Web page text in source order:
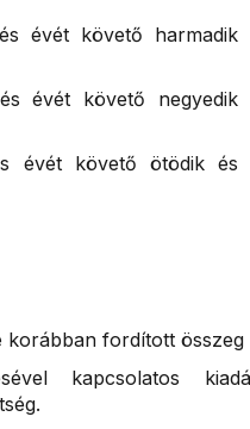
évét követő harmadik
évét követő negyedik
évét követő ötödik és
korábban fordított összeg
kapcsolatos